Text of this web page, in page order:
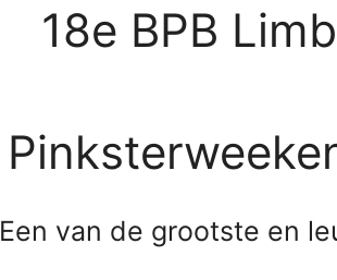
18e BPB
Een van de grootste en